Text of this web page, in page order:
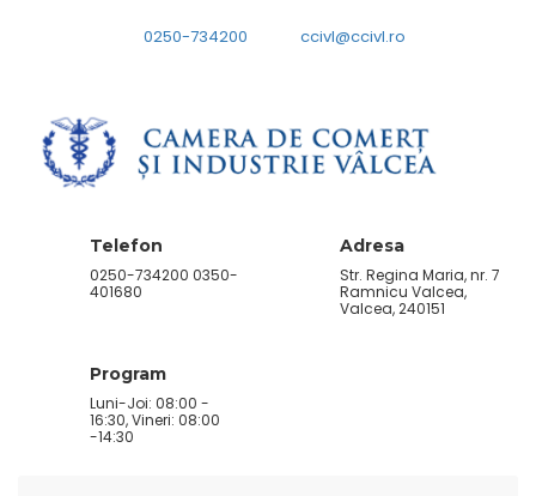
0250-734200 ccivl@ccivl.ro
Telefon
0250-734200 0350-
401680
Adresa
Str. Regina Maria, nr. 7
Ramnicu Valcea,
Valcea, 240151
Program
Luni-Joi: 08:00 -
16:30, Vineri: 08:00
-14:30